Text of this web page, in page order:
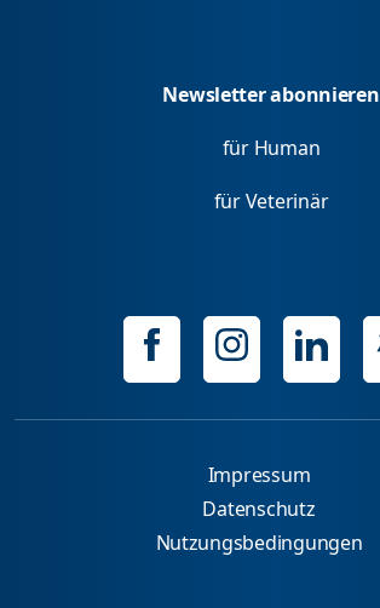
Newsletter abonnieren
für Human
für Veterinär
Impressum
Datenschutz
Nutzungsbedingungen